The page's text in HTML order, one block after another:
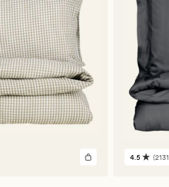
2131
4.5